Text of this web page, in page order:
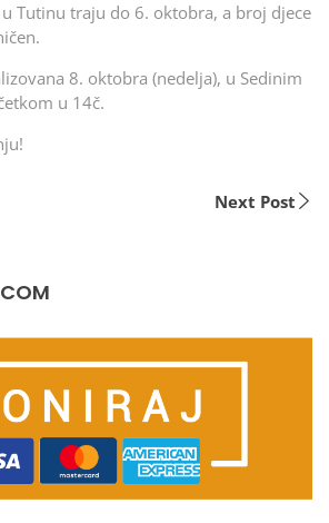
Tutinu traju do 6. oktobra, a broj djece
8. oktobra (nedelja), u Sedinim
u 14č.
Next Post